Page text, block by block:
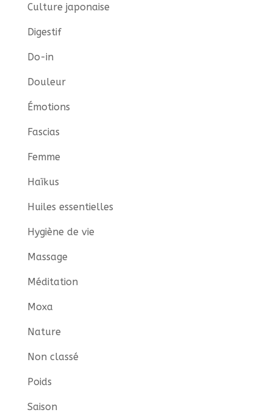
Culture japonaise
Digestif
Do-in
Douleur
Émotions
Fascias
Femme
Haïkus
Huiles essentielles
Hygiène de vie
Massage
Méditation
Moxa
Nature
Non classé
Poids
Saison